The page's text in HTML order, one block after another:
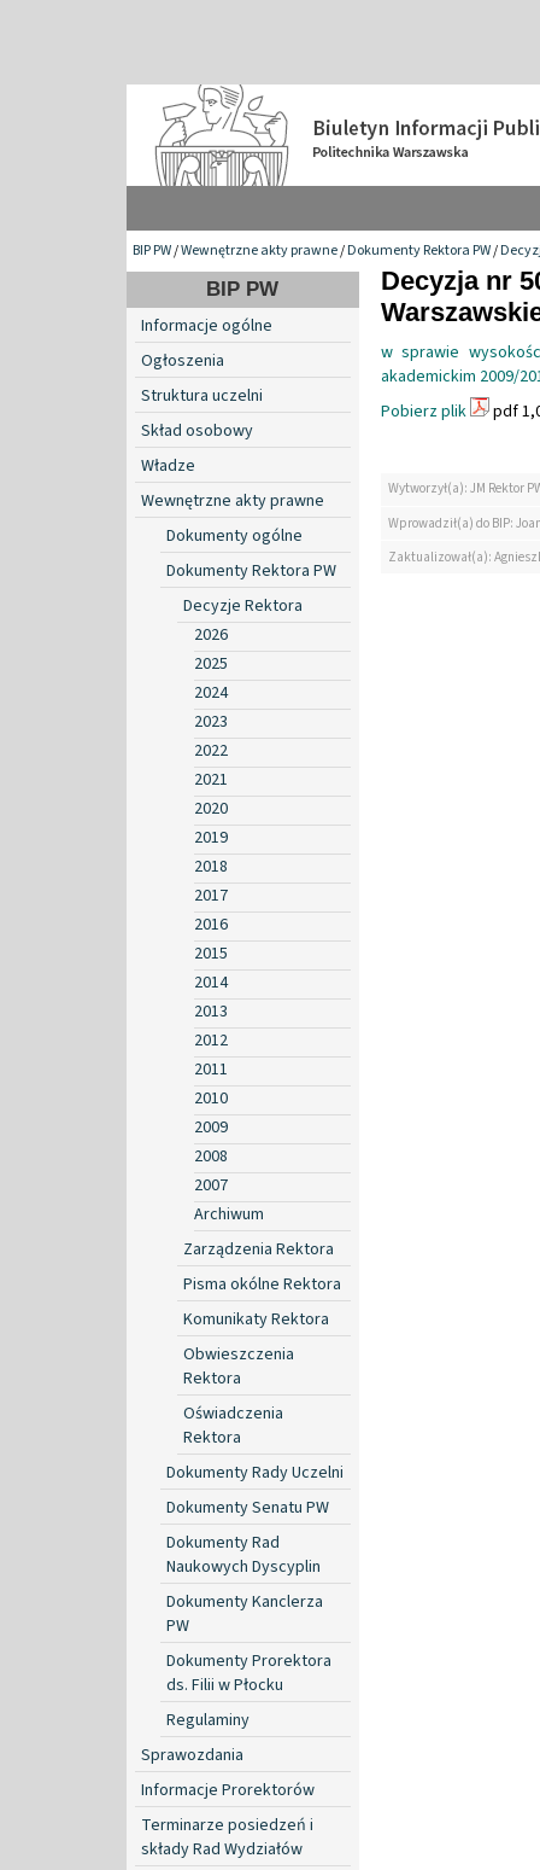
BIP PW/Wewnętrzne akty prawne/Dokumenty Rektora PW/
BIP PW
Informacje ogólne
Ogłoszenia
Struktura uczelni
Skład osobowy
Władze
Wewnętrzne akty prawne
Dokumenty ogólne
Dokumenty Rektora PW
Decyzje Rektora
2026
2025
2024
2023
2022
2021
2020
2019
2018
2017
2016
2015
2014
2013
2012
2011
2010
2009
2008
2007
Archiwum
Zarządzenia Rektora
Pisma okólne Rektora
Komunikaty Rektora
Obwieszczenia
Rektora
Oświadczenia
Rektora
Dokumenty Rady Uczelni
Dokumenty Senatu PW
Dokumenty Rad
Naukowych Dyscyplin
Dokumenty Kanclerza
PW
Dokumenty Prorektora
ds. Filii w Płocku
Regulaminy
Sprawozdania
Informacje Prorektorów
Terminarze posiedzeń i
składy Rad Wydziałów
Decyzja nr
w sprawie
akademickim 2009/
Pobierz plik
pdf
Wytworzył(a): JM Rektor
Wprowadził(a) do BIP:
Zaktualizował(a):